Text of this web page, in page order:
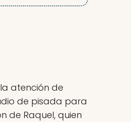
atención de
de pisada para
de Raquel, quien